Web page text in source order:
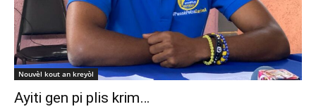
Nouvèl kout an kreyòl
Ayiti gen pi plis krim…